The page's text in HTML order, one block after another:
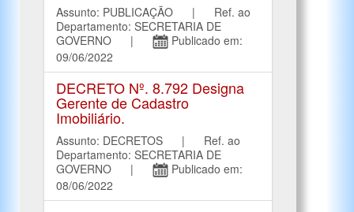
Assunto: PUBLICAÇÃO | Ref. ao
Departamento: SECRETARIA DE
GOVERNO |
Publicado em:
09/06/2022
DECRETO Nº. 8.792 Designa
Gerente de Cadastro
Imobiliário.
Assunto: DECRETOS | Ref. ao
Departamento: SECRETARIA DE
GOVERNO |
Publicado em:
08/06/2022